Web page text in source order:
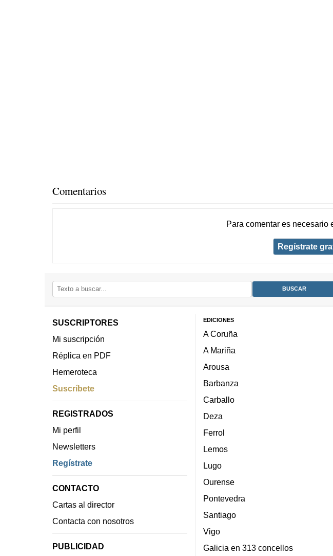
Comentarios
Para comentar es necesario
Regístrate
SUSCRIPTORES
Mi suscripción
Réplica en PDF
Hemeroteca
Suscríbete
REGISTRADOS
Mi perfil
Newsletters
Regístrate
CONTACTO
Cartas al director
Contacta con nosotros
PUBLICIDAD
EDICIONES
A Coruña
A Mariña
Arousa
Barbanza
Carballo
Deza
Ferrol
Lemos
Lugo
Ourense
Pontevedra
Santiago
Vigo
Galicia en 313 concellos